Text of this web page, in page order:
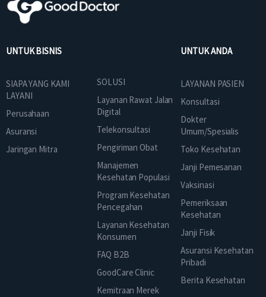
UNTUK BISNIS
SIAPA YANG KAMI
LAYANI
Perusahaan
Asuransi
Jaringan Mitra
SOLUSI
Layanan Rawat Jalan
Digital
Telekonsultasi
Pengiriman Obat
Manajemen
Kesehatan Populasi
Program Kesehatan
Pencegahan
Layanan Kesehatan
Konsumen
FAQ B2B
GoodCare Clinic
Kemitraan Merek
UNTUK ANDA
LAYANAN PASIEN
Konsultasi
Dokter
Umum/Spesialis
Toko Kesehatan
Janji Pemesanan
Vaksinasi
Pemeriksaan
Kesehatan
Janji Fisik
Asuransi Kesehatan
Pribadi
Berita Kesehatan